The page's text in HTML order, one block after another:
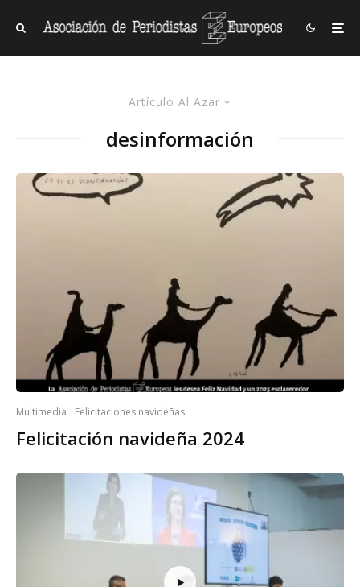
Artículo Al Azar
desinformación
Multimedia Felicitaciones navideñas
Felicitación navideña 2024